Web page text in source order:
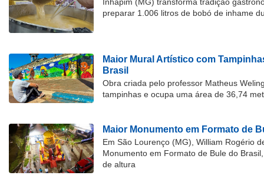
Inhapim (MG) transforma tradição
preparar 1.006 litros de bobó de inhame
Maior Mural Artístico com
Brasil
Obra criada pelo professor Matheus
tampinhas e ocupa uma área de 36,74
Maior Monumento em Formato de
Em São Lourenço (MG), William Rogério
Monumento em Formato de Bule do
de altura